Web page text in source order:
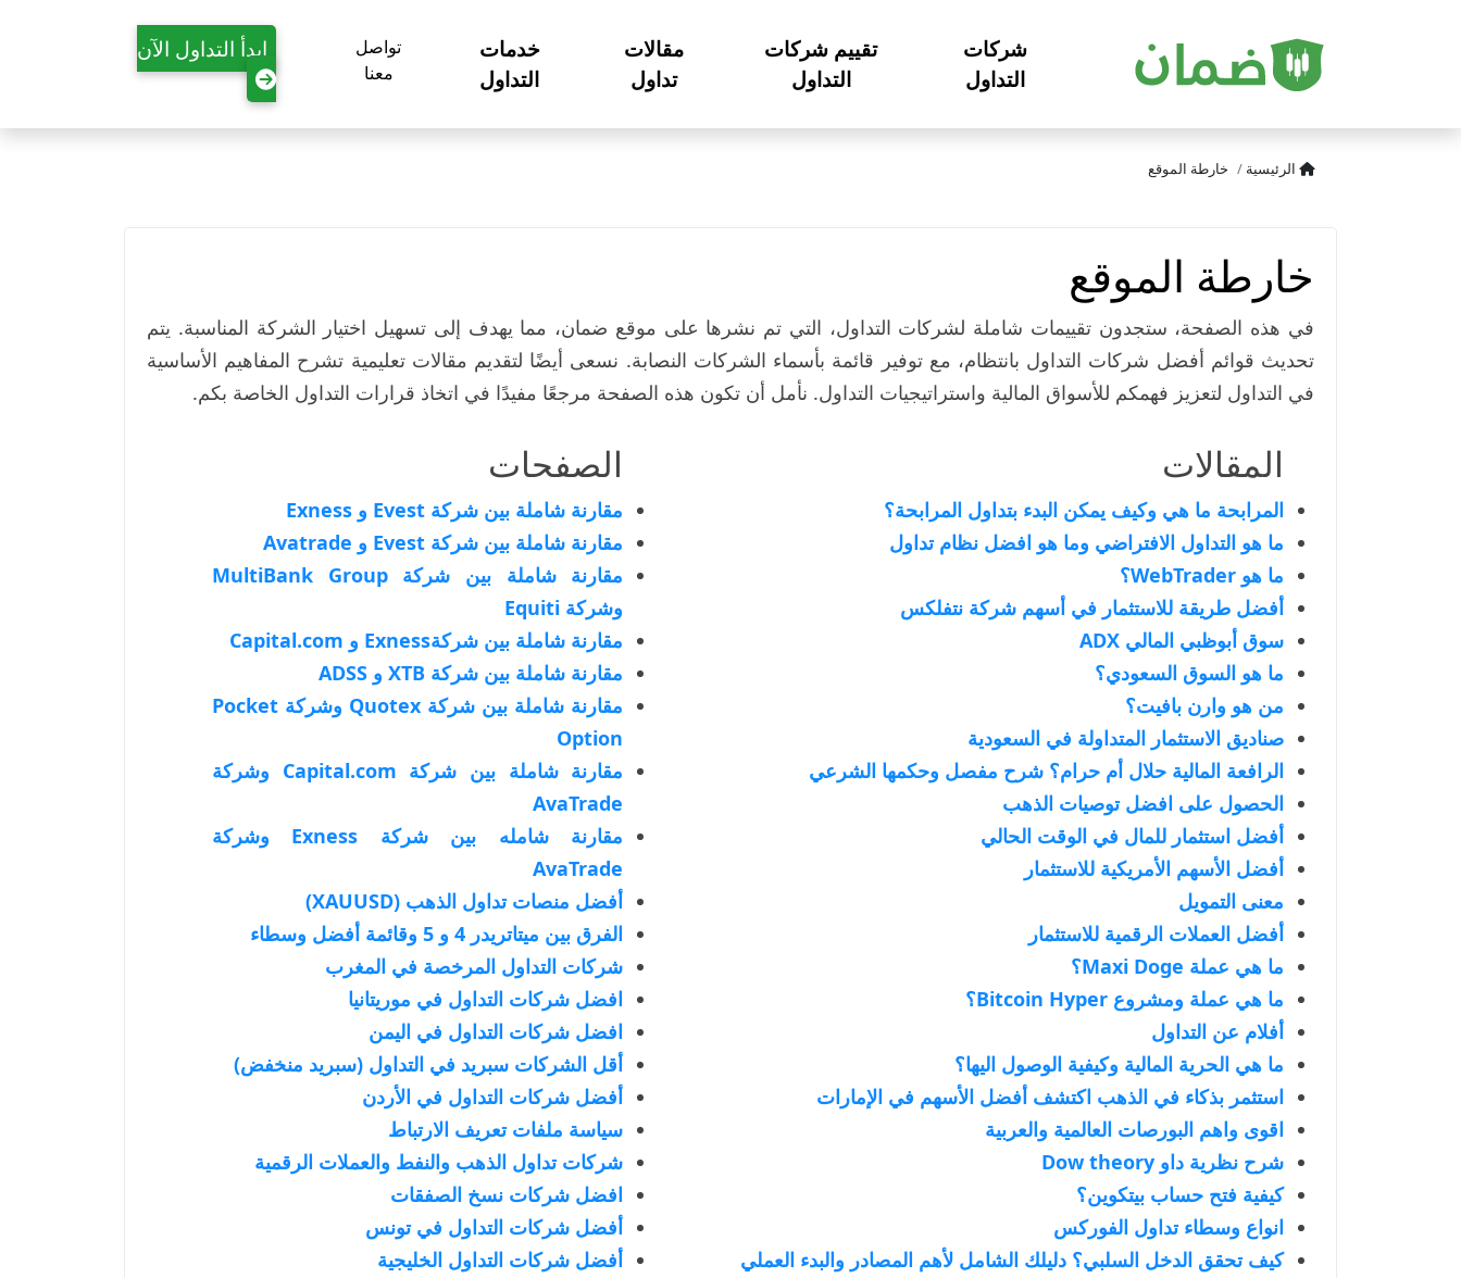
شركات
التداول
تقييم شركات
التداول
مقالات
تداول
خدمات
التداول
تواصل
معنا
ابدأ التداول الآن
الرئيسية خارطة الموقع
خارطة الموقع
في هذه الصفحة، ستجدون تقييمات شاملة لشركات التداول، التي تم نشرها على موقع ضمان، مما يهدف إلى تسهيل اختيار الشركة المناسبة. يتم
تحديث قوائم أفضل شركات التداول بانتظام، مع توفير قائمة بأسماء الشركات النصابة. نسعى أيضًا لتقديم مقالات تعليمية تشرح المفاهيم الأساسية
في التداول لتعزيز فهمكم للأسواق المالية واستراتيجيات التداول. نأمل أن تكون هذه الصفحة مرجعًا مفيدًا في اتخاذ قرارات التداول الخاصة بكم.
المقالات
المرابحة ما هي وكيف يمكن البدء بتداول المرابحة؟
ما هو التداول الافتراضي وما هو افضل نظام تداول
ما هو WebTrader؟
أفضل طريقة للاستثمار في أسهم شركة نتفلكس
سوق أبوظبي المالي ADX
ما هو السوق السعودي؟
من هو وارن بافيت؟
صناديق الاستثمار المتداولة في السعودية
الرافعة المالية حلال أم حرام؟ شرح مفصل وحكمها الشرعي
الحصول على افضل توصيات الذهب
أفضل استثمار للمال في الوقت الحالي
أفضل الأسهم الأمريكية للاستثمار
معنى التمويل
أفضل العملات الرقمية للاستثمار
ما هي عملة Maxi Doge؟
ما هي عملة ومشروع Bitcoin Hyper؟
أفلام عن التداول
ما هي الحرية المالية وكيفية الوصول اليها؟
استثمر بذكاء في الذهب اكتشف أفضل الأسهم في الإمارات
اقوى واهم البورصات العالمية والعربية
شرح نظرية داو Dow theory
كيفية فتح حساب بيتكوين؟
انواع وسطاء تداول الفوركس
كيف تحقق الدخل السلبي؟ دليلك الشامل لأهم المصادر والبدء العملي
الصفحات
مقارنة شاملة بين شركة Evest و Exness
مقارنة شاملة بين شركة Evest و Avatrade
مقارنة شاملة بين شركة MultiBank Group
وشركة Equiti
مقارنة شاملة بين شركةExness و Capital.com
مقارنة شاملة بين شركة XTB و ADSS
مقارنة شاملة بين شركة Quotex وشركة Pocket
Option
مقارنة شاملة بين شركة Capital.com وشركة
AvaTrade
مقارنة شامله بين شركة Exness وشركة
AvaTrade
أفضل منصات تداول الذهب (XAUUSD)
الفرق بين ميتاتريدر 4 و 5 وقائمة أفضل وسطاء
شركات التداول المرخصة في المغرب
افضل شركات التداول في موريتانيا
افضل شركات التداول في اليمن
أقل الشركات سبريد في التداول (سبريد منخفض)
أفضل شركات التداول في الأردن
سياسة ملفات تعريف الارتباط
شركات تداول الذهب والنفط والعملات الرقمية
افضل شركات نسخ الصفقات
أفضل شركات التداول في تونس
أفضل شركات التداول الخليجية